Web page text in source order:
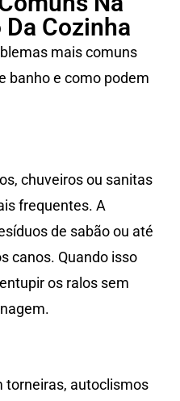
Cozinha
mais comuns
banho e como podem
chuveiros ou sanitas
frequentes. A
de sabão ou até
canos. Quando isso
os ralos sem
torneiras, autoclismos